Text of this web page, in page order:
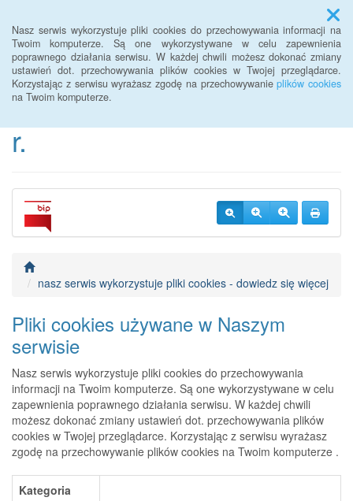
Nasz serwis wykorzystuje pliki cookies do przechowywania informacji na
Twoim komputerze. Są one wykorzystywane w celu zapewnienia
poprawnego działania serwisu. W każdej chwili możesz dokonać zmiany
ustawień dot. przechowywania plików cookies w Twojej przeglądarce.
Korzystając z serwisu wyrażasz zgodę na przechowywanieplików cookies
na Twoim komputerze.
Menu
BIP Urzędu Gminy
Janowice Wielkie od 2022
r.
nasz serwis wykorzystuje pliki cookies - dowiedz się więcej
Pliki cookies używane w Naszym
serwisie
Nasz serwis wykorzystuje pliki cookies do przechowywania
informacji na Twoim komputerze. Są one wykorzystywane w celu
zapewnienia poprawnego działania serwisu. W każdej chwili
możesz dokonać zmiany ustawień dot. przechowywania plików
cookies w Twojej przeglądarce. Korzystając z serwisu wyrażasz
zgodę na przechowywanie plików cookies na Twoim komputerze .
Kategoria